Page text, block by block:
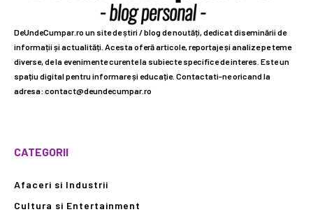
DeUndeCumpar.ro un site de știri / blog de noutăți, dedicat diseminării de
informații și actualități. Acesta oferă articole, reportaje și analize pe teme
diverse, de la evenimente curente la subiecte specifice de interes. Este un
spațiu digital pentru informare și educație. Contactati-ne oricand la
adresa: contact@deundecumpar.ro
CATEGORII
Afaceri si Industrii
Cultura si Entertainment